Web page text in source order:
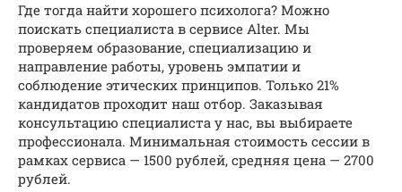
Где тогда найти хорошего психолога? Можно
поискать специалиста в сервисе Alter. Мы
проверяем образование, специализацию и
направление работы, уровень эмпатии и
соблюдение этических принципов. Только 21%
кандидатов проходит наш отбор. Заказывая
консультацию специалиста у нас, вы выбираете
профессионала. Минимальная стоимость сессии в
рамках сервиса — 1500 рублей, средняя цена — 2700
рублей.